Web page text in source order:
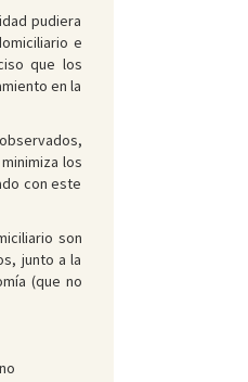
pudiera
e
que los
en la
los
con este
son
junto a la
(que no